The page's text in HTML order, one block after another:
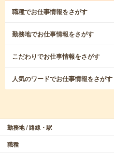
職種でお仕事情報をさがす
勤務地でお仕事情報をさがす
こだわりでお仕事情報をさがす
人気のワードでお仕事情報をさがす
勤務地 / 路線・駅
職種